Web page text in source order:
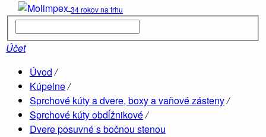
34 rokov na trhu
Účet
vane
Úvod /
Kúpelne/
Sprchové kúty a dvere, boxy a vaňové zásteny/
Sprchové kúty obdĺžnikové/
Dvere posuvné s bočnou stenou